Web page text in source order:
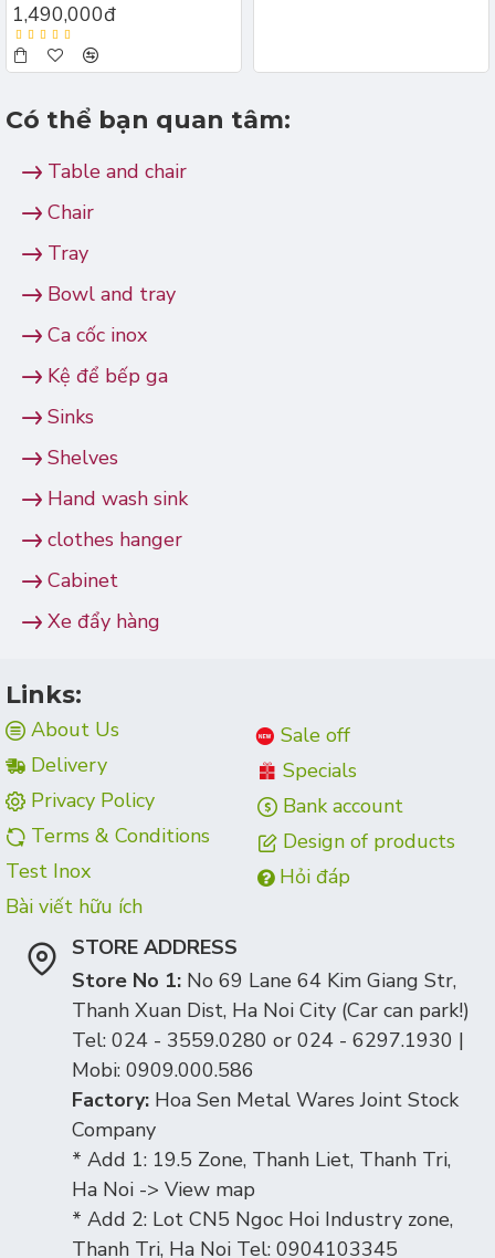
1,490,000đ
Có thể bạn quan tâm:
Table and chair
Chair
Tray
Bowl and tray
Ca cốc inox
Kệ để bếp ga
Sinks
Shelves
Hand wash sink
clothes hanger
Cabinet
Xe đẩy hàng
Links:
About Us
Delivery
Privacy Policy
Terms & Conditions
Test Inox
Bài viết hữu ích
Sale off
Specials
Bank account
Design of products
Hỏi đáp
STORE ADDRESS
Store No 1: No 69 Lane 64 Kim Giang Str,
Thanh Xuan Dist, Ha Noi City (Car can park!)
Tel: 024 - 3559.0280 or 024 - 6297.1930 |
Mobi: 0909.000.586
Factory: Hoa Sen Metal Wares Joint Stock
Company
* Add 1: 19.5 Zone, Thanh Liet, Thanh Tri,
Ha Noi -> View map
* Add 2: Lot CN5 Ngoc Hoi Industry zone,
Thanh Tri, Ha Noi Tel: 0904103345